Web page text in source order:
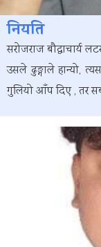
नियति
सरोजराज बौद्धाचार्य
उसले ढुङ्गाले हान्यो,
गुलियो आँप दिए , तर